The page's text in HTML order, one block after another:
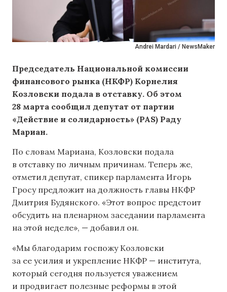
Andrei Mardari / NewsMaker
Председатель Национальной комиссии
финансового рынка (НКФР) Корнелия
Козловски подала в отставку. Об этом
28 марта сообщил депутат от партии
«Действие и солидарность» (PAS) Раду
Мариан.
По словам Мариана, Козловски подала
в отставку по личным причинам. Теперь же,
отметил депутат, спикер парламента Игорь
Гросу предложит на должность главы НКФР
Дмитрия Будянского. «Этот вопрос предстоит
обсудить на пленарном заседании парламента
на этой неделе», — добавил он.
«Мы благодарим госпожу Козловски
за ее усилия и укрепление НКФР — института,
который сегодня пользуется уважением
и продвигает полезные реформы в этой